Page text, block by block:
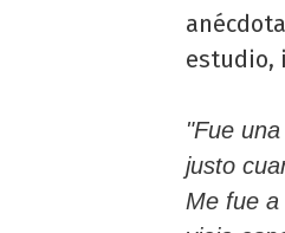
estudio,
"Fue
justo
Me fue